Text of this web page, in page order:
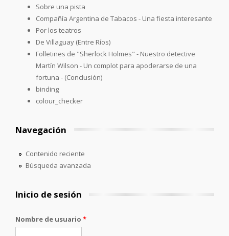
Sobre una pista
Compañía Argentina de Tabacos - Una fiesta interesante
Por los teatros
De Villaguay (Entre Ríos)
Folletines de "Sherlock Holmes" - Nuestro detective
Martín Wilson - Un complot para apoderarse de una
fortuna - (Conclusión)
binding
colour_checker
Navegación
Contenido reciente
Búsqueda avanzada
Inicio de sesión
Nombre de usuario *